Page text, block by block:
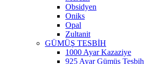
Obsidyen
Oniks
Opal
Zultanit
GÜMÜŞ TESBİH
1000 Ayar Kazaziye
925 Ayar Gümüş Tesbih